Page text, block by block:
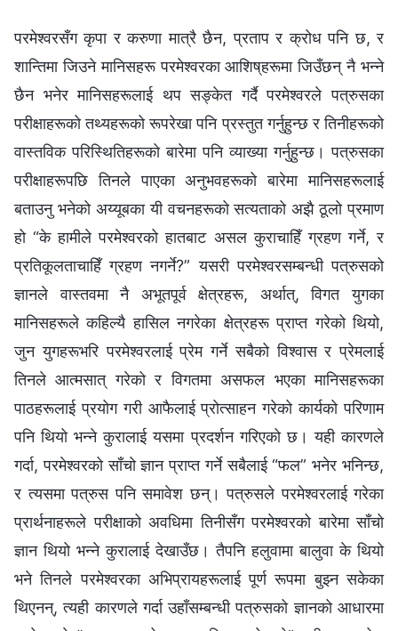
परमेश्‍वरसँग कृपा र करुणा मात्रै छैन, प्रताप र क्रोध पनि छ, र
शान्तिमा जिउने मानिसहरू परमेश्‍वरका आशिष्‌हरूमा जिउँछन् नै भन्‍ने
छैन भनेर मानिसहरूलाई थप सङ्केत गर्दै परमेश्‍वरले पत्रुसका
परीक्षाहरूको तथ्यहरूको रूपरेखा पनि प्रस्तुत गर्नुहुन्छ र तिनीहरूको
वास्तविक परिस्‍थितिहरूको बारेमा पनि व्याख्या गर्नुहुन्छ। पत्रुसका
परीक्षाहरूपछि तिनले पाएका अनुभवहरूको बारेमा मानिसहरूलाई
बताउनु भनेको अय्यूबका यी वचनहरूको सत्यताको अझै ठूलो प्रमाण
हो “के हामीले परमेश्‍वरको हातबाट असल कुराचाहिँ ग्रहण गर्ने, र
प्रतिकूलताचाहिँ ग्रहण नगर्ने?” यसरी परमेश्‍वरसम्‍बन्धी पत्रुसको
ज्ञानले वास्तवमा नै अभूतपूर्व क्षेत्रहरू, अर्थात्, विगत युगका
मानिसहरूले कहिल्यै हासिल नगरेका क्षेत्रहरू प्राप्त गरेको थियो,
जुन युगहरूभरि परमेश्‍वरलाई प्रेम गर्ने सबैको विश्‍वास र प्रेमलाई
तिनले आत्मसात् गरेको र विगतमा असफल भएका मानिसहरूका
पाठहरूलाई प्रयोग गरी आफैलाई प्रोत्साहन गरेको कार्यको परिणाम
पनि थियो भन्‍ने कुरालाई यसमा प्रदर्शन गरिएको छ। यही कारणले
गर्दा, परमेश्‍वरको साँचो ज्ञान प्राप्त गर्ने सबैलाई “फल” भनेर भनिन्छ,
र त्यसमा पत्रुस पनि समावेश छन्। पत्रुसले परमेश्‍वरलाई गरेका
प्रार्थनाहरूले परीक्षाको अवधिमा तिनीसँग परमेश्‍वरको बारेमा साँचो
ज्ञान थियो भन्‍ने कुरालाई देखाउँछ। तैपनि हलुवामा बालुवा के थियो
भने तिनले परमेश्‍वरका अभिप्रायहरूलाई पूर्ण रूपमा बुझ्‍न सकेका
थिएनन्, त्यही कारणले गर्दा उहाँसम्‍बन्धी पत्रुसको ज्ञानको आधारमा